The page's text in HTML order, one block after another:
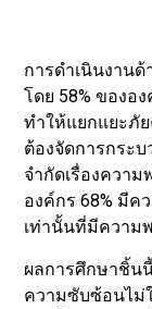
การดำเนินงาน
โดย 58% ของอ
ทำให้แยกแยะภั
ต้องจัดการกระบ
จำกัดเรื่องควา
องค์กร 68% มีค
เท่านั้นที่มีความ
ผลการศึกษาชิ้นนี้
ความซับซ้อนไม่